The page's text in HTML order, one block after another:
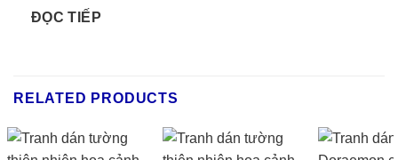
ĐỌC TIẾP
RELATED PRODUCTS